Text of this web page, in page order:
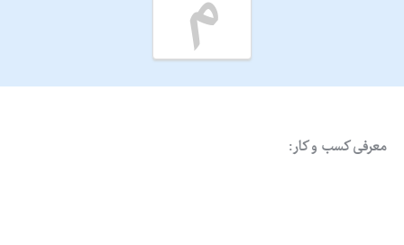
معرفی کسب و کار: